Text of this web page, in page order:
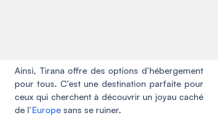
Ainsi, Tirana offre des options d’hébergement
pour tous. C’est une destination parfaite pour
ceux qui cherchent à découvrir un joyau caché
de l’Europe sans se ruiner.